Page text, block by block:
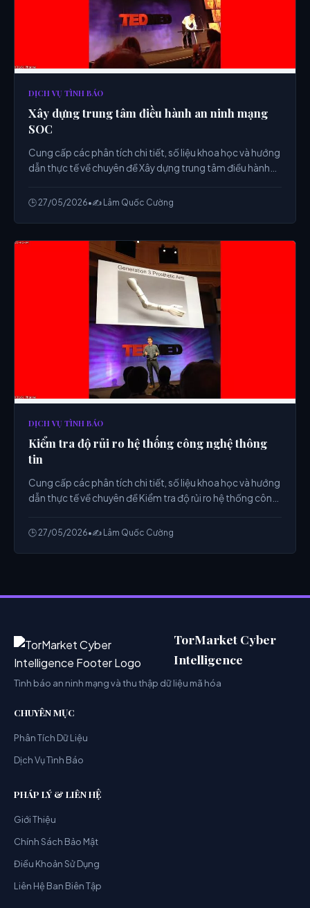
DỊCH VỤ TÌNH BÁO
Xây dựng trung tâm điều hành an ninh mạng
SOC
Cung cấp các phân tích chi tiết, số liệu khoa học và hướng
dẫn thực tế về chuyên đề Xây dựng trung tâm điều hành
🕒 27/05/2026•✍️ Lâm Quốc Cường
DỊCH VỤ TÌNH BÁO
Kiểm tra độ rủi ro hệ thống công nghệ thông
tin
Cung cấp các phân tích chi tiết, số liệu khoa học và hướng
dẫn thực tế về chuyên đề Kiểm tra độ rủi ro hệ thống công
🕒 27/05/2026•✍️ Lâm Quốc Cường
TorMarket Cyber
Intelligence
Tình báo an ninh mạng và thu thập dữ liệu mã hóa
CHUYÊN MỤC
Phân Tích Dữ Liệu
Dịch Vụ Tình Báo
PHÁP LÝ & LIÊN HỆ
Giới Thiệu
Chính Sách Bảo Mật
Điều Khoản Sử Dụng
Liên Hệ Ban Biên Tập